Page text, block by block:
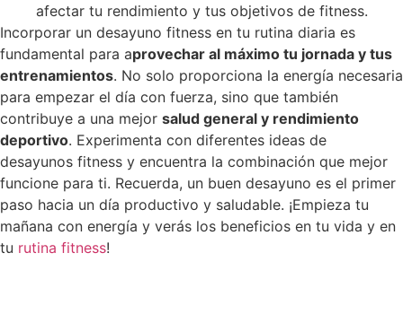
afectar tu rendimiento y tus objetivos de fitness.
Incorporar un desayuno fitness en tu rutina diaria es
fundamental para aprovechar al máximo tu jornada y tus
entrenamientos. No solo proporciona la energía necesaria
para empezar el día con fuerza, sino que también
contribuye a una mejor salud general y rendimiento
deportivo. Experimenta con diferentes ideas de
desayunos fitness y encuentra la combinación que mejor
funcione para ti. Recuerda, un buen desayuno es el primer
paso hacia un día productivo y saludable. ¡Empieza tu
mañana con energía y verás los beneficios en tu vida y en
tu rutina fitness!